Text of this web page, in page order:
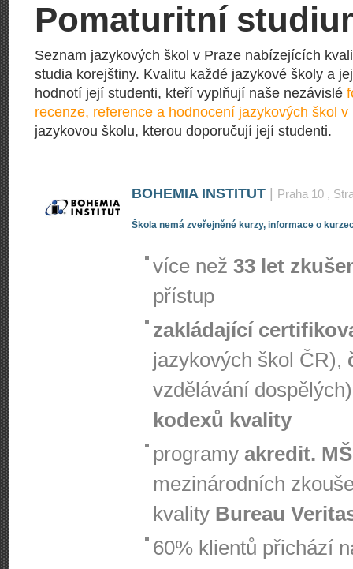
Pomaturitní
Seznam jazykových škol v Praze nabízejících
studia korejštiny. Kvalitu každé jazykové školy a
hodnotí její studenti, kteří vyplňují naše nezávislé
recenze, reference a hodnocení jazykových škol v
jazykovou školu, kterou doporučují její studenti.
BOHEMIA INSTITUT Praha 10 ,
Škola nemá zveřejněné kurzy, informace o
více než 33 let
přístup
zakládající
jazykových škol ČR),
vzdělávání
kodexů kvality
programy akredit.
mezinárodních
kvality Bureau
60% klientů přichází